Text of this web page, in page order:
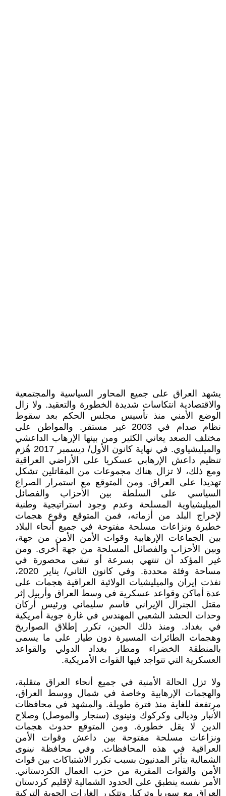
يشهد العراق على جميع المحاور السياسية والمجتمعية
والاقتصادية انتكاسات شديدة الخطورة والتعقيد. ولا زال
الوضع الأمني منذ تأسيس مجلس الحكم بعد سقوط
نظام صدام في 2003 غير مستقر. والمواطن على
مختلف الصعد يعاني الكثير ومن بينها الإرهاب الداعشي
والميليشياوي. في نهاية كانون الأول/ ديسمبر 2017 هُزم
تنظيم داعش الإرهابي عسكريا على الأراضي العراقية
ومع ذلك، لا تزال هناك مجموعات من المقاتلين تشكل
تهديدا على العراق. ومن المتوقع مع استمرار الصراع
السياسي على السلطة بين الأحزاب والفصائل
الميليشياوية المسلحة وعدم وجود استراتيجية وطنية
لإخراج البلد من أزماته، فمن المتوقع وقوع هجمات
خطيرة ونزاعات مسلحة مفتوحة في جميع أنحاء البلاد
بين الجماعات الإرهابية وقوات الأمن الأمن من جهة،
وبين الأحزاب والفصائل المسلحة من جهة أخرى. ومن
غير المؤكد أن تنتهي بسرعة أو تبقى محصورة في
مساحة وفئة محددة. وفي كانون الثاني/ يناير 2020،
نفذت إيران والميليشيات الولائية العراقية هجمات على
عدة أماكن وقواعد عسكرية في وسط العراق وأربيل إثر
مقتل الجنرال الإيراني قاسم سليماني ورئيس أركان
وحدات الحشد الشعبي المهندس في غارة جوية أمريكية
في بغداد. ومنذ ذلك الحين، تكرر إطلاق الصواريخ
وهجمات الطائرات المسيرة دون طيار على ما يسمى
بالمنطقة الخضراء ومطار بغداد الدولي والقواعد
العسكرية التي تتواجد فيها القوات الأمريكية.
ولا تزل الحالة الأمنية في جميع أنحاء العراق متقلبة،
والهجمات الإرهابية وخاصة في شمال ووسط العراق،
مرتفعة للغاية منذ فترة طويلة. والمشهد في محافظات
الأنبار وديالى وكركوك ونينوى (سنجار والموصل) وصلاح
الدين لا يقل خطورة. ومن المتوقع حدوث هجمات
ونزاعات مسلحة مفتوحة بين داعش وقوات الأمن
العراقية في هذه المحافظات. وفي محافظة نينوى
الشمالية يتأثر المدنيون بسبب تكرر الاشتباكات بين قوات
الأمن والقوات المقربة من حزب العمال الكردستاني.
الأمر نفسه ينطبق على الحدود الشمالية لإقليم كردستان
العراق مع سوريا وتركيا. وتتكرر الغارات الجوية التركية